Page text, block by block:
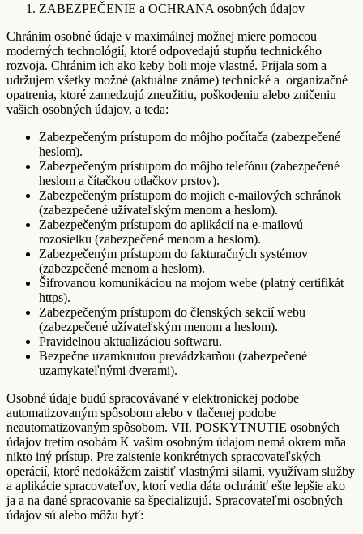
ZABEZPEČENIE a OCHRANA osobných údajov
Chránim osobné údaje v maximálnej možnej miere pomocou
moderných technológií, ktoré odpovedajú stupňu technického
rozvoja. Chránim ich ako keby boli moje vlastné. Prijala som a
udržujem všetky možné (aktuálne známe) technické a organizačné
opatrenia, ktoré zamedzujú zneužitiu, poškodeniu alebo zničeniu
vašich osobných údajov, a teda:
Zabezpečeným prístupom do môjho počítača (zabezpečené
heslom).
Zabezpečeným prístupom do môjho telefónu (zabezpečené
heslom a čítačkou otlačkov prstov).
Zabezpečeným prístupom do mojich e-mailových schránok
(zabezpečené užívateľským menom a heslom).
Zabezpečeným prístupom do aplikácií na e-mailovú
rozosielku (zabezpečené menom a heslom).
Zabezpečeným prístupom do fakturačných systémov
(zabezpečené menom a heslom).
Šifrovanou komunikáciou na mojom webe (platný certifikát
https).
Zabezpečeným prístupom do členských sekcií webu
(zabezpečené užívateľským menom a heslom).
Pravidelnou aktualizáciou softwaru.
Bezpečne uzamknutou prevádzkarňou (zabezpečené
uzamykateľnými dverami).
Osobné údaje budú spracovávané v elektronickej podobe
automatizovaným spôsobom alebo v tlačenej podobe
neautomatizovaným spôsobom. VII. POSKYTNUTIE osobných
údajov tretím osobám K vašim osobným údajom nemá okrem mňa
nikto iný prístup. Pre zaistenie konkrétnych spracovateľských
operácií, ktoré nedokážem zaistiť vlastnými silami, využívam služby
a aplikácie spracovateľov, ktorí vedia dáta ochrániť ešte lepšie ako
ja a na dané spracovanie sa špecializujú. Spracovateľmi osobných
údajov sú alebo môžu byť: